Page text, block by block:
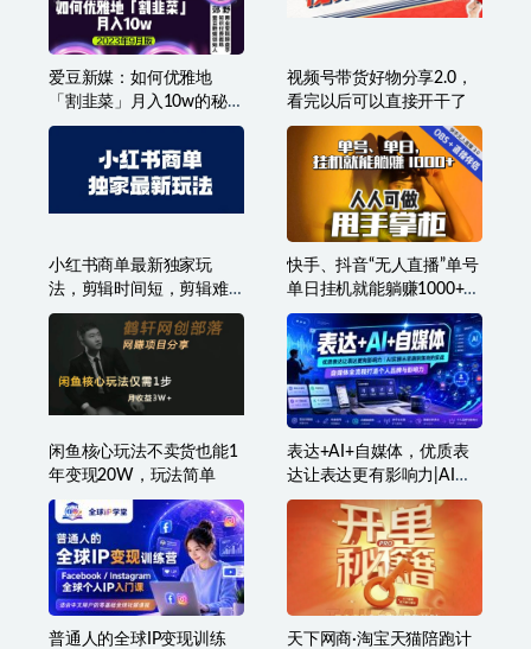
爱豆新媒：如何优雅地
「割韭菜」月入10w的秘诀
（2023年9月版）
视频号带货好物分享2.0，
看完以后可以直接开干了
小红书商单最新独家玩
法，剪辑时间短，剪辑难
度低，能批量做号
快手、抖音“无人直播”单号
单日挂机就能躺赚1000+，
这次我就把这当“甩手掌柜”
的秘密教给你，人人可
做！
闲鱼核心玩法不卖货也能1
年变现20W，玩法简单
表达+AI+自媒体，优质表
达让表达更有影响力|AI实
操从思路到落地的实战|自
媒体全流程打造个人品牌
与影响力
普通人的全球IP变现训练
天下网商·淘宝天猫陪跑计